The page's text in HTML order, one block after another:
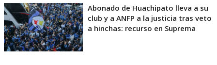
Abonado de Huachipato lleva a su
club y a ANFP a la justicia tras veto
a hinchas: recurso en Suprema